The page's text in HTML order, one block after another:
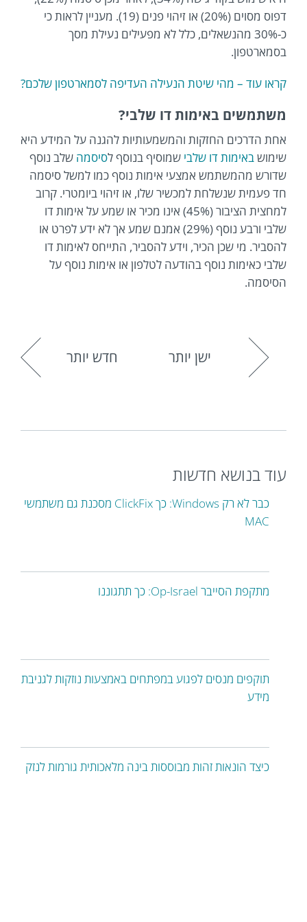
דפוס מסוים (20%) או זיהוי פנים (19). מעניין לראות כי
כ-30% מהנשאלים, כלל לא מפעילים נעילת מסך
בסמארטפון.
קראו עוד – מהי שיטת הנעילה העדיפה לסמארטפון שלכם?
משתמשים באימות דו שלבי?
אחת הדרכים החזקות והמשמעותיות להגנה על המידע היא
שימושבאימות דו שלבי שמוסיף בנוסף לסיסמה שלב נוסף
שדורש מהמשתמש אמצעי אימות נוסף כמו למשל סיסמה
חד פעמית שנשלחת למכשיר שלו, או זיהוי ביומטרי. קרוב
למחצית הציבור (45%) אינו מכיר או שמע על אימות דו
שלבי ורבע נוסף (29%) אמנם שמע אך לא ידע לפרט או
להסביר. מי שכן הכיר, וידע להסביר, התייחס לאימות דו
שלבי כאימות נוסף בהודעה לטלפון או אימות נוסף על
הסיסמה.
ישן יותר חדש יותר
עוד בנושא חדשות
כבר לא רק Windows: כך ClickFix מסכנת גם משתמשי
MAC
מתקפת הסייבר Op-Israel: כך תתגוננו
תוקפים מנסים לפגוע במפתחים באמצעות נוזקות לגניבת
מידע
כיצד הונאות זהות מבוססות בינה מלאכותית גורמות לנזק